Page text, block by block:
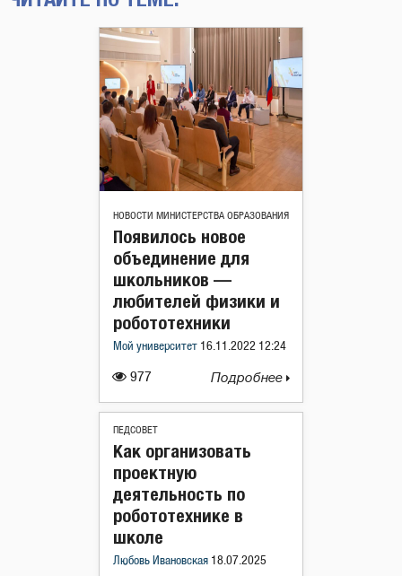
НОВОСТИ МИНИСТЕРСТВА ОБРАЗОВАНИЯ
977
Появилось новое
объединение для
школьников —
любителей физики и
робототехники
Мой университет 16.11.2022 12:24
Подробнее
ПЕДСОВЕТ
Как организовать
проектную
деятельность по
робототехнике в
школе
Любовь Ивановская 18.07.2025